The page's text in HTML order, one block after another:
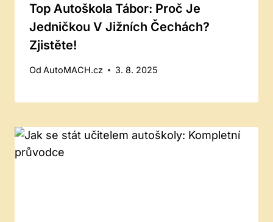
Top Autoškola Tábor: Proč Je
Jedničkou V Jižních Čechách?
Zjistěte!
Od AutoMACH.cz 3. 8. 2025